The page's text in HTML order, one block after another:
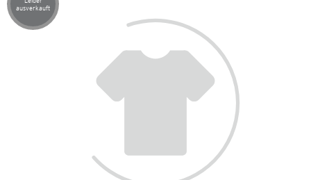
Artikel leider ausverkauft
ausverkauft